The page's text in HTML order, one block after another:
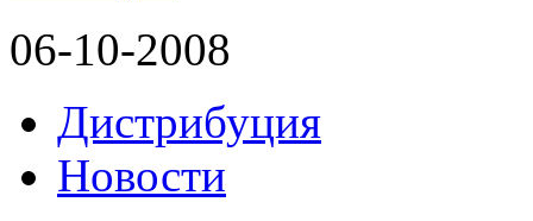
06-10-2008
Дистрибуция
Новости